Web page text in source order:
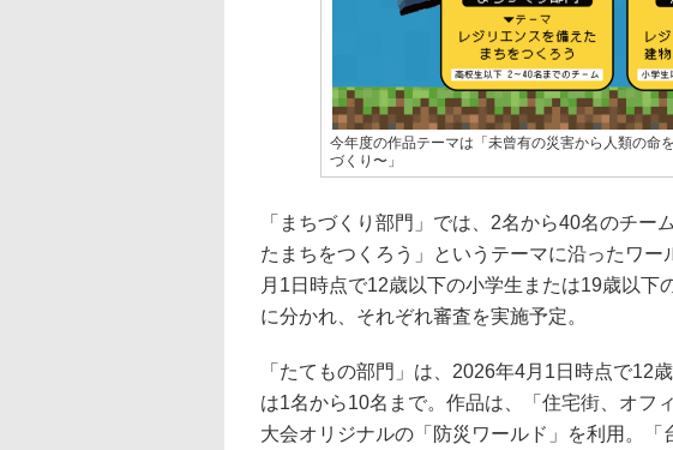
今年度の作品テーマは「未曾有の災害から人類の命
づくり〜」
「まちづくり部門」では、2名から40名のチー
たまちをつくろう」というテーマに沿ったワ
月1日時点で12歳以下の小学生または19歳以下
に分かれ、それぞれ審査を実施予定。
「たてもの部門」は、2026年4月1日時点で12
は1名から10名まで。作品は、「住宅街、オフ
大会オリジナルの「防災ワールド」を利用。「